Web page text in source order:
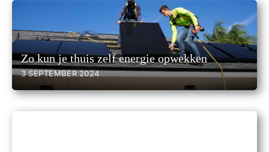
Zo kun je thuis zelf energie opwekken
3 SEPTEMBER 2024